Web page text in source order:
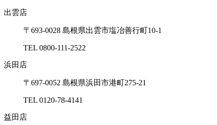
出雲店
〒693-0028 島根県出雲市塩冶善⾏町10-1
TEL 0800-111-2522
浜⽥店
〒697-0052 島根県浜⽥市港町275-21
TEL 0120-78-4141
益⽥店